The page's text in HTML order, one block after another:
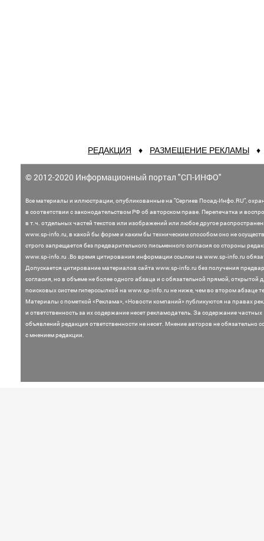
РЕДАКЦИЯ ♦ РАЗМЕЩЕНИЕ РЕКЛАМЫ
© 2012-2020 Информационный портал "СП-ИНФО"
Все материалы и иллюстрации,опубликованные на "Сергиев Посад-Инфо.RU",
в соответствии с законодательством РФ об авторском праве. Перепечатка и
в т.ч. отдельных частей текстов или изображений или любое другое
www.sp-info.ru, в какой бы форме и каким бы техническим способом оно не
строго запрещается без предварительного письменного согласия со стороны
www.sp-info.ru .Во время цитирования информации ссылки на www.sp-info.ru
Допускается цитирование материалов сайта www.sp-info.ru без получения
согласия, но в объеме не более одного абзаца и с обязательной прямой, открытой
поисковых систем гиперссылкой на www.sp-info.ru не ниже, чем во втором абзаце
Материалы с пометкой «Реклама», «Новости компаний» публикуются на правах
и ответственность за их содержание несет рекламодатель. За содержание частных
объявлений редакция ответственности не несет. Мнениеавторов не обязательно
с мнением редакции.